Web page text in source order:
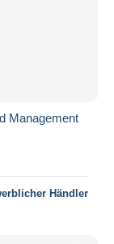
Management
Händler